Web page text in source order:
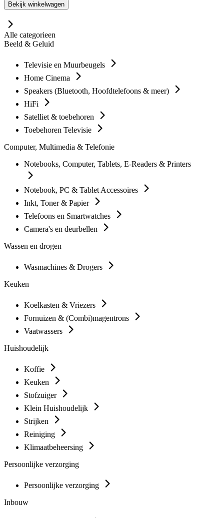
Bekijk winkelwagen
Alle categorieen
Beeld & Geluid
Televisie en Muurbeugels
Home Cinema
Speakers (Bluetooth, Hoofdtelefoons & meer)
HiFi
Satelliet & toebehoren
Toebehoren Televisie
Computer, Multimedia & Telefonie
Notebooks, Computer, Tablets, E-Readers & Printers
Notebook, PC & Tablet Accessoires
Inkt, Toner & Papier
Telefoons en Smartwatches
Camera's en deurbellen
Wassen en drogen
Wasmachines & Drogers
Keuken
Koelkasten & Vriezers
Fornuizen & (Combi)magentrons
Vaatwassers
Huishoudelijk
Koffie
Keuken
Stofzuiger
Klein Huishoudelijk
Strijken
Reiniging
Klimaatbeheersing
Persoonlijke verzorging
Persoonlijke verzorging
Inbouw